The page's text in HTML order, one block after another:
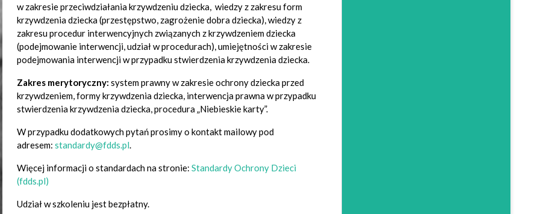
w zakresie przeciwdziałania krzywdzeniu dziecka, wiedzy z zakresu form
krzywdzenia dziecka (przestępstwo, zagrożenie dobra dziecka), wiedzy z
zakresu procedur interwencyjnych związanych z krzywdzeniem dziecka
(podejmowanie interwencji, udział w procedurach), umiejętności w zakresie
podejmowania interwencji w przypadku stwierdzenia krzywdzenia dziecka.
Zakres merytoryczny: system prawny w zakresie ochrony dziecka przed
krzywdzeniem, formy krzywdzenia dziecka, interwencja prawna w przypadku
stwierdzenia krzywdzenia dziecka, procedura „Niebieskie karty”.
W przypadku dodatkowych pytań prosimy o kontakt mailowy pod
adresem: standardy@fdds.pl.
Więcej informacji o standardach na stronie: Standardy Ochrony Dzieci
(fdds.pl)
Udział w szkoleniu jest bezpłatny.